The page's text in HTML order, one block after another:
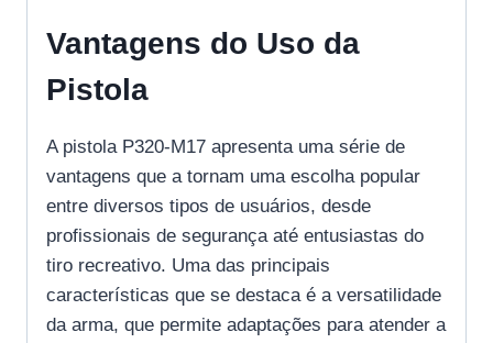
Vantagens do Uso da
Pistola
A pistola P320-M17 apresenta uma série de
vantagens que a tornam uma escolha popular
entre diversos tipos de usuários, desde
profissionais de segurança até entusiastas do
tiro recreativo. Uma das principais
características que se destaca é a versatilidade
da arma, que permite adaptações para atender a